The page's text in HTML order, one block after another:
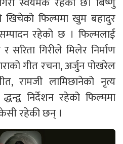
खिचेको फिल्ममा खुम बहादुर
रहेको छ । फिल्मलाई
सरिता गिरीले मिलेर निर्माण
गीत रचना, अर्जुन पोखरेल
रामजी लामिछानेको नृत्य
निर्देशन रहेको फिल्ममा
रहेकी छन् ।